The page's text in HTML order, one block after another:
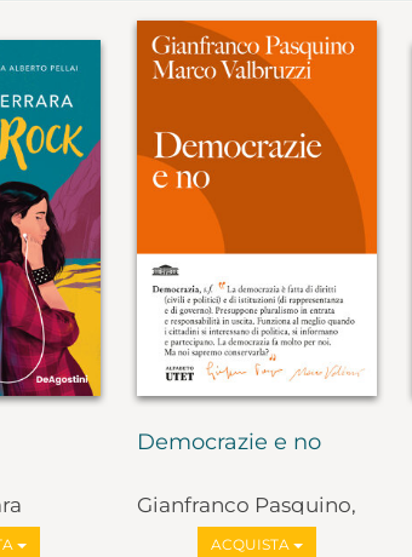
Democrazie e no
Gianfranco Pasquino,
Marco Valbruzzi
ACQUISTA